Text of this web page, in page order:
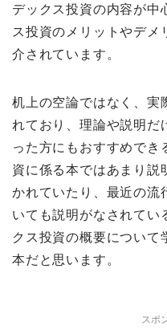
デックス投資の内容が中
ス投資のメリットやデメ
介されています。
机上の空論ではなく、実
れており、理論や説明だ
った方にもおすすめでき
資に係る本ではあまり説
かれていたり、最近の流
いても説明がなされてい
クス投資の概要について
本だと思います。
スポ